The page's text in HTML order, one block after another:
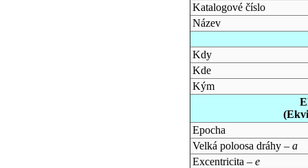
Katalogové číslo
Název
Kdy
Kde
Kým
Epocha
Velká poloosa dráhy – a
Excentricita – e